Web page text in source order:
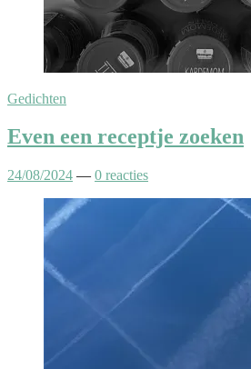
Gedichten
Even een receptje zoeken
24/08/2024 — 0 reacties